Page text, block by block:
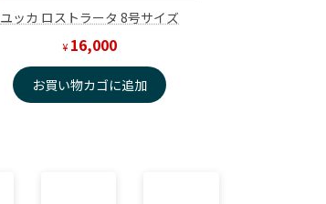
ユッカ ロストラータ 8号サイズ
¥ 16,000
お買い物カゴに追加